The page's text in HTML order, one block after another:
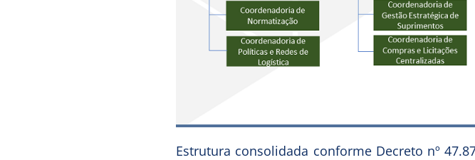
Estrutura consolidada conforme Decreto nº